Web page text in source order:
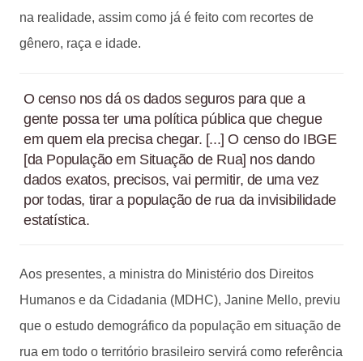
na realidade, assim como já é feito com recortes de
gênero, raça e idade.
O censo nos dá os dados seguros para que a
gente possa ter uma política pública que chegue
em quem ela precisa chegar. [...] O censo do IBGE
[da População em Situação de Rua] nos dando
dados exatos, precisos, vai permitir, de uma vez
por todas, tirar a população de rua da invisibilidade
estatística.
Aos presentes, a ministra do Ministério dos Direitos
Humanos e da Cidadania (MDHC), Janine Mello, previu
que o estudo demográfico da população em situação de
rua em todo o território brasileiro servirá como referência